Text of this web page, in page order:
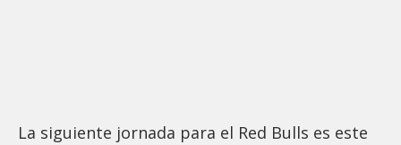
La siguiente jornada para el Red Bulls es este